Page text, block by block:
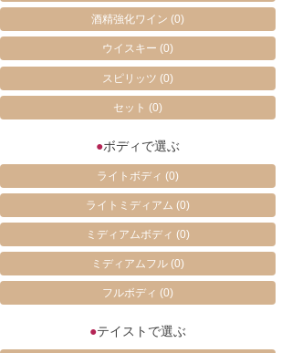
酒精強化ワイン(0)
ウイスキー(0)
スピリッツ(0)
セット(0)
●ボディで選ぶ
ライトボディ(0)
ライトミディアム(0)
ミディアムボディ(0)
ミディアムフル(0)
フルボディ(0)
●テイストで選ぶ